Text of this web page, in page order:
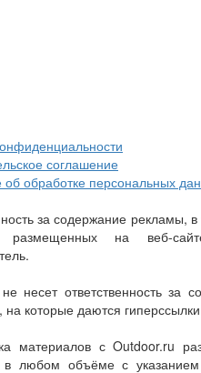
соглашение
обработке персональных
за содержание рекламы,
размещенных на веб-
несет ответственность за
на которые даются
материалов с Outdoor.ru
в любом объёме с указанием